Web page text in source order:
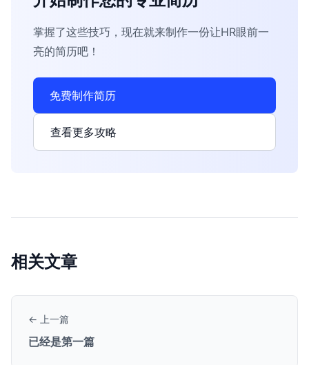
掌握了这些技巧，现在就来制作一份让HR眼前一
亮的简历吧！
免费制作简历
查看更多攻略
相关文章
← 上一篇
已经是第一篇